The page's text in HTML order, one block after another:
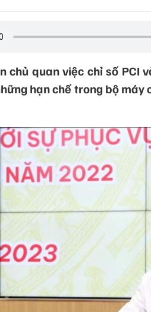
chủ quan việc chỉ số PCI
hạn chế trong bộ